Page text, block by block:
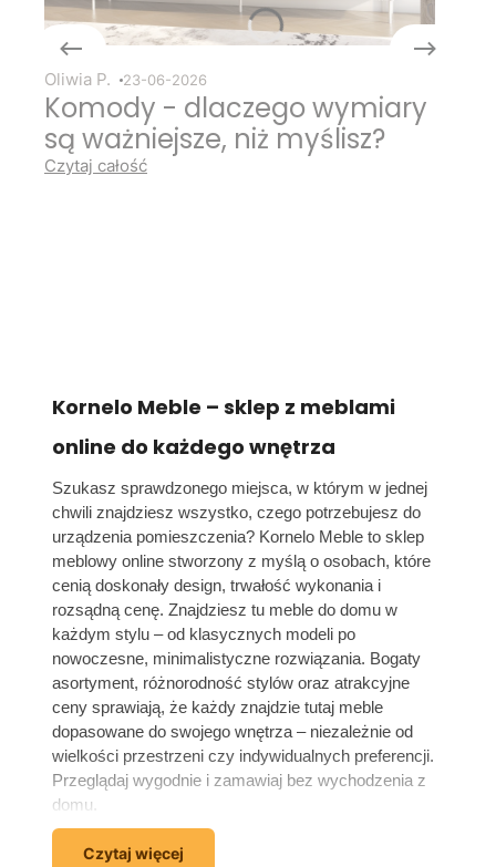
Oliwia P. 23-06-2026
Komody - dlaczego wymiary
są ważniejsze, niż myślisz?
Czytaj całość
Kornelo Meble – sklep z meblami
online do każdego wnętrza
Szukasz sprawdzonego miejsca, w którym w jednej
chwili znajdziesz wszystko, czego potrzebujesz do
urządzenia pomieszczenia? Kornelo Meble to sklep
meblowy online stworzony z myślą o osobach, które
cenią doskonały design, trwałość wykonania i
rozsądną cenę. Znajdziesz tu meble do domu w
każdym stylu – od klasycznych modeli po
nowoczesne, minimalistyczne rozwiązania. Bogaty
asortyment, różnorodność stylów oraz atrakcyjne
ceny sprawiają, że każdy znajdzie tutaj meble
dopasowane do swojego wnętrza – niezależnie od
wielkości przestrzeni czy indywidualnych preferencji.
Przeglądaj wygodnie i zamawiaj bez wychodzenia z
domu.
Wyposażenie domu – wszystko,
Czytaj więcej